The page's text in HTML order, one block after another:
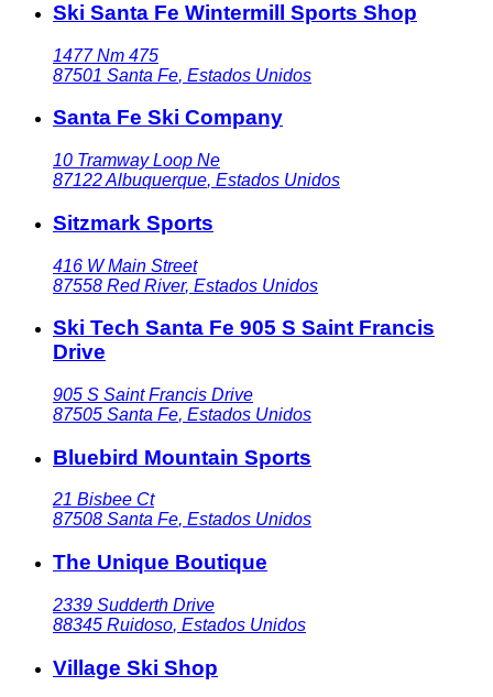
Ski Santa Fe Wintermill Sports Shop
1477 Nm 475
87501 Santa Fe, Estados Unidos
Santa Fe Ski Company
10 Tramway Loop Ne
87122Albuquerque, Estados Unidos
Sitzmark Sports
416 W Main Street
87558 Red River, Estados Unidos
Ski Tech Santa Fe 905 S Saint Francis
Drive
905 S Saint Francis Drive
87505 Santa Fe, Estados Unidos
Bluebird Mountain Sports
21 Bisbee Ct
87508 Santa Fe, Estados Unidos
The Unique Boutique
2339 Sudderth Drive
88345 Ruidoso, Estados Unidos
Village Ski Shop